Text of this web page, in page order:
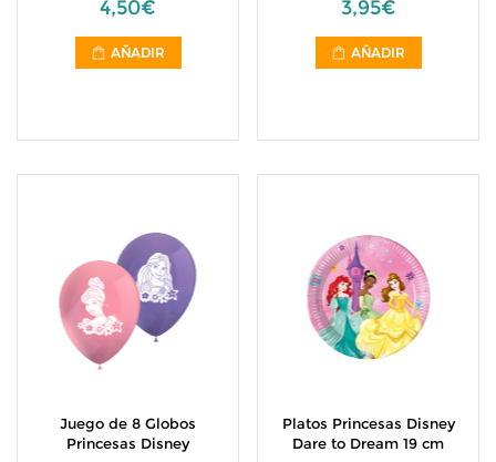
4,50€
AÑADIR
3,95€
AÑADIR
Juego de 8 Globos
Princesas Disney
Platos Princesas Disney
Dare to Dream 19 cm